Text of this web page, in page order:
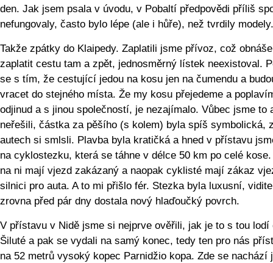
den. Jak jsem psala v úvodu, v Pobaltí předpovědi příliš
nefungovaly, často bylo lépe (ale i hůře), než tvrdily modely.
Takže zpátky do Klaipedy. Zaplatili jsme přívoz, což
zaplatit cestu tam a zpět, jednosměrný lístek neexistoval.
se s tím, že cestující jedou na kosu jen na čumendu a
vracet do stejného místa. Že my kosu přejedeme a
odjinud a s jinou společností, je nezajímalo. Vůbec jsme to
neřešili, částka za pěšího (s kolem) byla spíš symbolická,
autech si smlsli. Plavba byla kratičká a hned v přístavu
na cyklostezku, která se táhne v délce 50 km po celé kose.
na ni mají vjezd zakázaný a naopak cyklisté mají zákaz
silnici pro auta. A to mi přišlo fér. Stezka byla luxusní,
zrovna před pár dny dostala nový hlaďoučký povrch.
V přístavu v Nidě jsme si nejprve ověřili, jak je to s tou lodí
Šiluté a pak se vydali na samý konec, tedy ten pro nás
na 52 metrů vysoký kopec Parnidžio kopa. Zde se nachází